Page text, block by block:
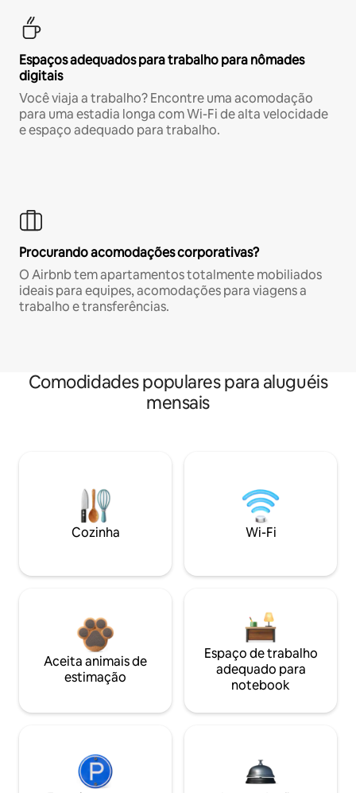
Espaços adequados para trabalho para nômades
digitais
Você viaja a trabalho? Encontre uma acomodação
para uma estadia longa com Wi-Fi de alta velocidade
e espaço adequado para trabalho.
Procurando acomodações corporativas?
O Airbnb tem apartamentos totalmente mobiliados
ideais para equipes, acomodações para viagens a
trabalho e transferências.
Comodidades populares para aluguéis
mensais
Cozinha Wi-Fi
Aceita animais de
estimação
Espaço de trabalho
adequado para
notebook